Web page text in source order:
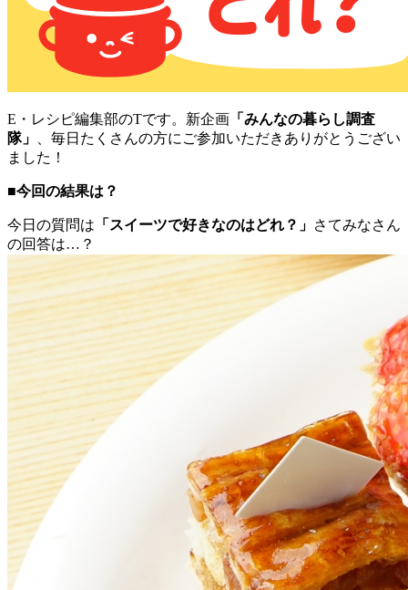
E・レシピ編集部のTです。新企画 「みんなの暮らし調査
隊」
、毎日たくさんの方にご参加いただきありがとうござい
ました！
■今回の結果は？
今日の質問は 「スイーツで好きなのはどれ？」 さてみなさん
の回答は…？